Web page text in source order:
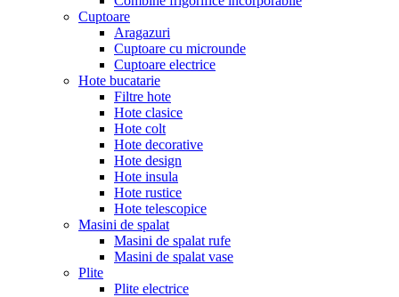
Cuptoare
Aragazuri
Cuptoare cu microunde
Cuptoare electrice
Hote bucatarie
Filtre hote
Hote clasice
Hote colt
Hote decorative
Hote design
Hote insula
Hote rustice
Hote telescopice
Masini de spalat
Masini de spalat rufe
Masini de spalat vase
Plite
Plite electrice